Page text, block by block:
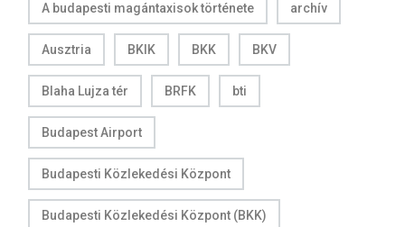
A budapesti magántaxisok története archív
Ausztria BKIK BKK BKV
Blaha Lujza tér BRFK bti
Budapest Airport
Budapesti Közlekedési Központ
Budapesti Közlekedési Központ (BKK)